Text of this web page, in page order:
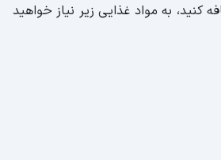
کنید، به مواد غذایی زیر نیاز خواهید